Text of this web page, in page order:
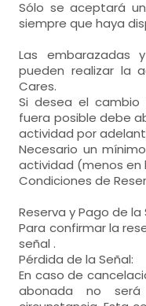
Sólo se aceptará
siempre que haya
Las
pueden realizar la
Cares.
Si desea el
fuera posible debe
actividad por
Necesario un
actividad (menos en
Condiciones de
Reserva y Pago de la
Para confirmar la
señal .
Pérdida de la Señal:
En caso de
abonada no será